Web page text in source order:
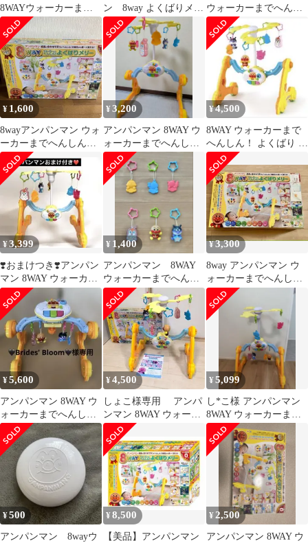
8WAYウォーカーまで
へんしん！よくばりメ
リー
ン 8way よくばりメリ
ー 箱・電池あり ベ
ビー用品
ウォーカーまでへんし
ん！よくばりメリー
ベビー
¥ 1,600
8wayアンパンマン ウォ
ーカーまでへんしん！
よくばりメリー
¥3,200
アンパンマン 8WAY ウ
ォーカーまでへんしん!
よくばりメリー
¥4,500
8WAY ウォーカーまで
へんしん！ よくばり ア
ンパンマンメリー
¥3,399
❣️おまけつき❣️アンパン
マン 8WAY ウォーカー
までへんしん!よくばり
メリー
¥ 1,400
アンパンマン 8WAY
ウォーカーまでへんし
ん！ よくばりメリ
ー 部品 パーツ
¥3,300
8way アンパンマン ウ
ォーカーまでへんし
ん！よくばりメリー
¥5,600
アンパンマン 8WAY ウ
ォーカーまでへんしん!
よくばりメリー
¥4,500
しょこ様専用 アンパ
ンマン 8WAY ウォーカ
ーまでへんしん！よく
ばりメリー
¥5,099
し*こ様 アンパンマン
8WAY ウォーカーまで
へんしん! よくばりメ
リー（説明
¥500
アンパンマン 8wayウ
¥8,500
【美品】アンパンマン
¥ 2,500
アンパンマン 8WAY ウ